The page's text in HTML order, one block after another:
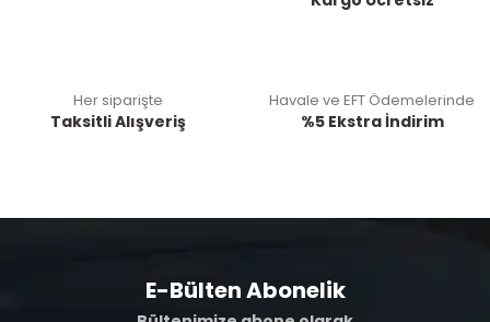
Her siparişte
Taksitli Alışveriş
Havale ve EFT Ödemelerinde
%5 Ekstra İndirim
E-Bülten Abonelik